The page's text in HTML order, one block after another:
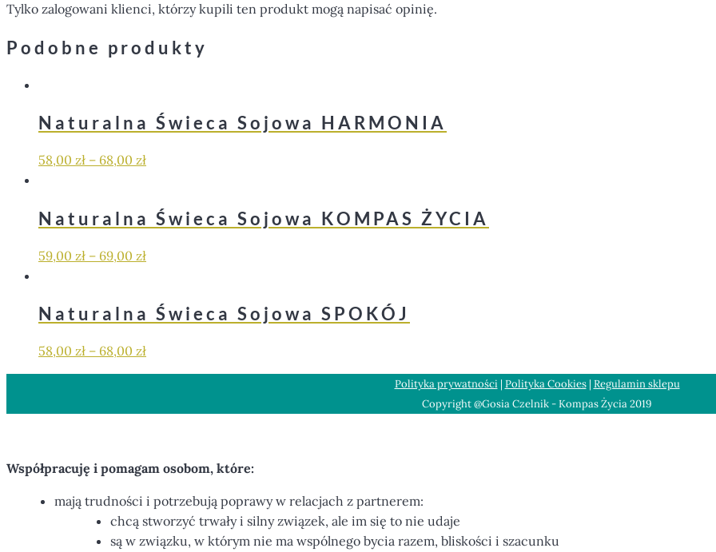
Tylko zalogowani klienci, którzy kupili ten produkt mogą napisać opinię.
Podobne produkty
Naturalna Świeca Sojowa HARMONIA
58,00 zł – 68,00 zł
Naturalna Świeca Sojowa KOMPAS ŻYCIA
59,00 zł – 69,00 zł
Naturalna Świeca Sojowa SPOKÓJ
58,00 zł – 68,00 zł
Polityka prywatności| Polityka Cookies| Regulamin sklepu
Copyright @Gosia Czelnik - Kompas Życia 2019
Współpracuję i pomagam osobom, które:
mają trudności i potrzebują poprawy w relacjach z partnerem:
chcą stworzyć trwały i silny związek, ale im się to nie udaje
są w związku, w którym nie ma wspólnego bycia razem, bliskości i szacunku